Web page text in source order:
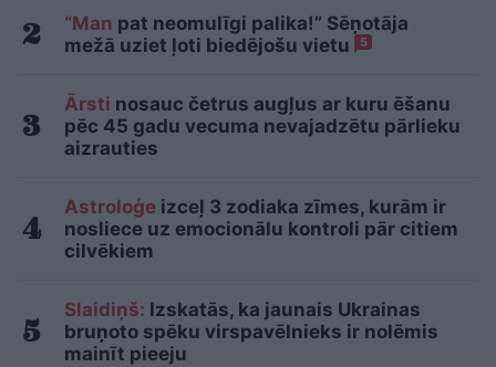
“Man pat neomulīgi palika!” Sēņotāja
mežā uziet ļoti biedējošu vietu
5
Ārsti nosauc četrus augļus ar kuru ēšanu
pēc 45 gadu vecuma nevajadzētu pārlieku
aizrauties
Astroloģe izceļ 3 zodiaka zīmes, kurām ir
nosliece uz emocionālu kontroli pār citiem
cilvēkiem
Slaidiņš: Izskatās, ka jaunais Ukrainas
bruņoto spēku virspavēlnieks ir nolēmis
mainīt pieeju